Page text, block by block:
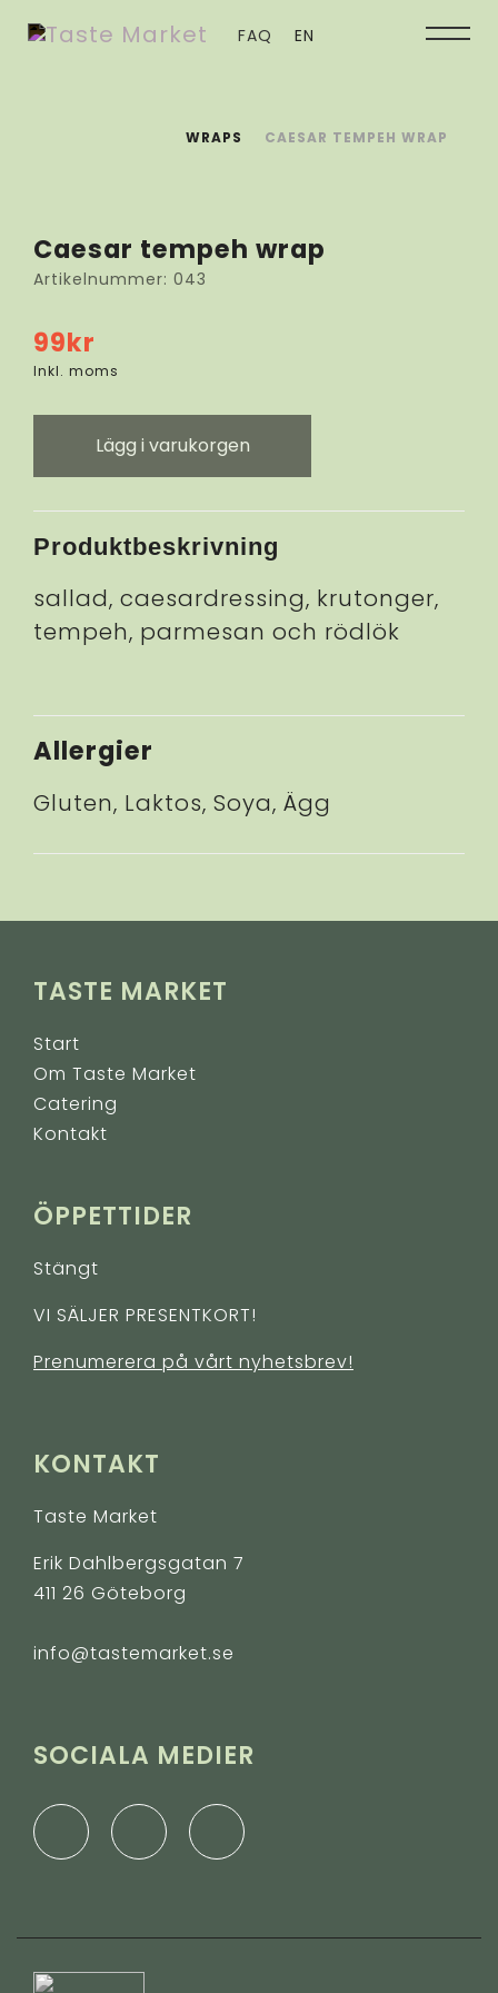
FAQ EN
WRAPS CAESAR TEMPEH WRAP
Caesar tempeh wrap
Artikelnummer: 043
99kr
Inkl. moms
Lägg i varukorgen
Produktbeskrivning
sallad, caesardressing, krutonger,
tempeh, parmesan och rödlök
Allergier
Gluten, Laktos, Soya, Ägg
TASTE MARKET
Start
Om Taste Market
Catering
Kontakt
ÖPPETTIDER
Stängt
VI SÄLJER PRESENTKORT!
Prenumerera på vårt nyhetsbrev!
KONTAKT
Taste Market
Erik Dahlbergsgatan 7
411 26 Göteborg
info@tastemarket.se
SOCIALA MEDIER